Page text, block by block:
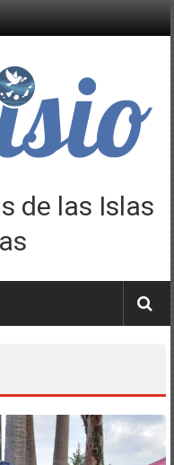
de las Islas